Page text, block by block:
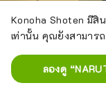
Konoha Shoten มี
เท่านั้น คุณยังสามาร
ลองดู